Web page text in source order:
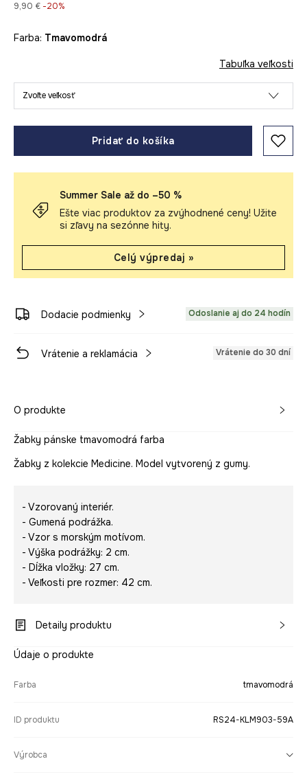
9,90 € -20%
Farba: tmavomodrá
Tabuľka veľkosti
Zvoľte veľkosť
Pridať do košíka
Summer Sale až do –50 %
Ešte viac produktov za zvýhodnené ceny! Užite
si zľavy na sezónne hity.
Celý výpredaj »
Dodacie podmienky Odoslanie aj do 24 hodín
Vrátenie a reklamácia Vrátenie do 30 dní
O produkte
Žabky pánske tmavomodrá farba
Žabky z kolekcie Medicine. Model vytvorený z gumy.
- Vzorovaný interiér.
- Gumená podrážka.
- Vzor s morským motívom.
- Výška podrážky: 2 cm.
- Dĺžka vložky: 27 cm.
- Veľkosti pre rozmer: 42 cm.
Detaily produktu
Údaje o produkte
Farba tmavomodrá
ID produktu RS24-KLM903-59A
Výrobca